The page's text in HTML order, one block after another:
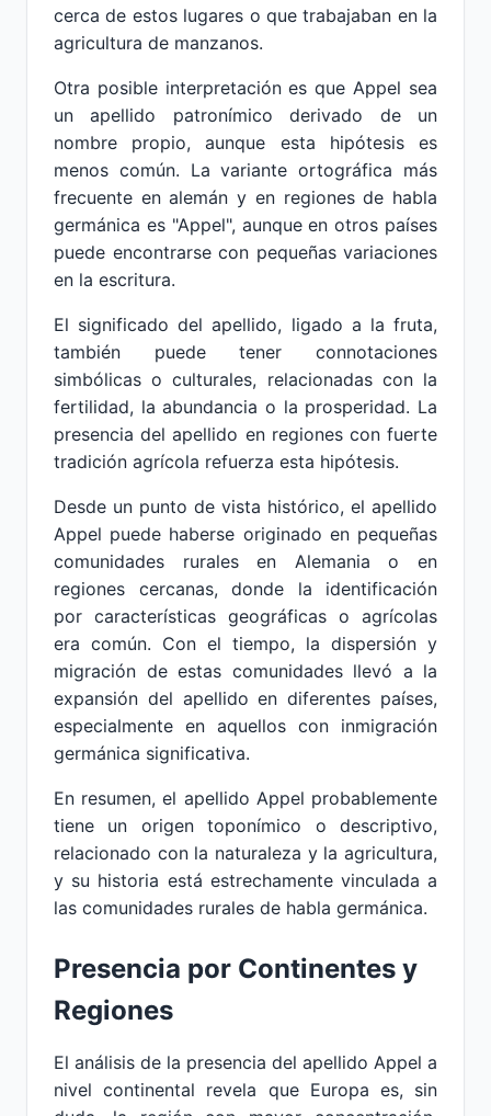
cerca de estos lugares o que trabajaban en la
agricultura de manzanos.
Otra posible interpretación es que Appel sea
un apellido patronímico derivado de un
nombre propio, aunque esta hipótesis es
menos común. La variante ortográfica más
frecuente en alemán y en regiones de habla
germánica es "Appel", aunque en otros países
puede encontrarse con pequeñas variaciones
en la escritura.
El significado del apellido, ligado a la fruta,
también puede tener connotaciones
simbólicas o culturales, relacionadas con la
fertilidad, la abundancia o la prosperidad. La
presencia del apellido en regiones con fuerte
tradición agrícola refuerza esta hipótesis.
Desde un punto de vista histórico, el apellido
Appel puede haberse originado en pequeñas
comunidades rurales en Alemania o en
regiones cercanas, donde la identificación
por características geográficas o agrícolas
era común. Con el tiempo, la dispersión y
migración de estas comunidades llevó a la
expansión del apellido en diferentes países,
especialmente en aquellos con inmigración
germánica significativa.
En resumen, el apellido Appel probablemente
tiene un origen toponímico o descriptivo,
relacionado con la naturaleza y la agricultura,
y su historia está estrechamente vinculada a
las comunidades rurales de habla germánica.
Presencia por Continentes y
Regiones
El análisis de la presencia del apellido Appel a
nivel continental revela que Europa es, sin